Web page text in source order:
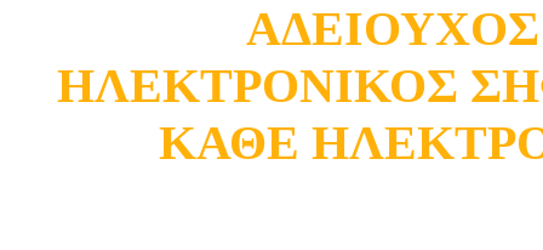
ΗΛΕΚΤΡΟΝΙΚΟΣ
ΚΑΘΕ